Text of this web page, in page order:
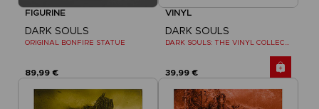
FIGURINE
DARK SOULS
ORIGINAL BONFIRE STATUE
89,99 €
VINYL
DARK SOULS
DARK SOULS: THE VINYL COLLECTION
39,99 €